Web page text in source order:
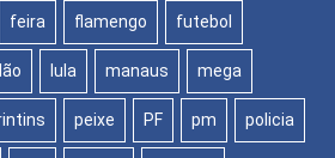
feira flamengo futebol
lula manaus mega
peixe PF pm policia